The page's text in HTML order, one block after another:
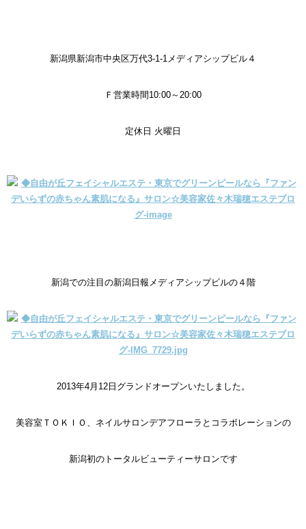
新潟県新潟市中央区万代3-1-1メディアシップビル４
Ｆ 営業時間10:00～20:00
定休日 火曜日
新潟での注目の新潟日報メディアシップビルの４階
2013年4月12日グランドオープンいたしました。
美容室ＴＯＫＩＯ、ネイルサロンデアフローラとコラボレーションの
新潟初のトータルビューティーサロンです